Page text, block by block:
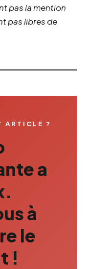
pas la mention
pas libres de
ARTICLE ?
a
à
le
!